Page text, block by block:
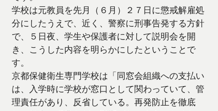
学校は元教員を先月（６月）２７日に懲戒解雇処
分にしたうえで、近く、警察に刑事告発する方針
で、５日夜、学生や保護者に対して説明会を開
き、こうした内容を明らかにしたということで
す。
京都保健衛生専門学校は「同窓会組織への支払い
は、入学時に学校が窓口として関わっていて、管
理責任があり、反省している。再発防止を徹底